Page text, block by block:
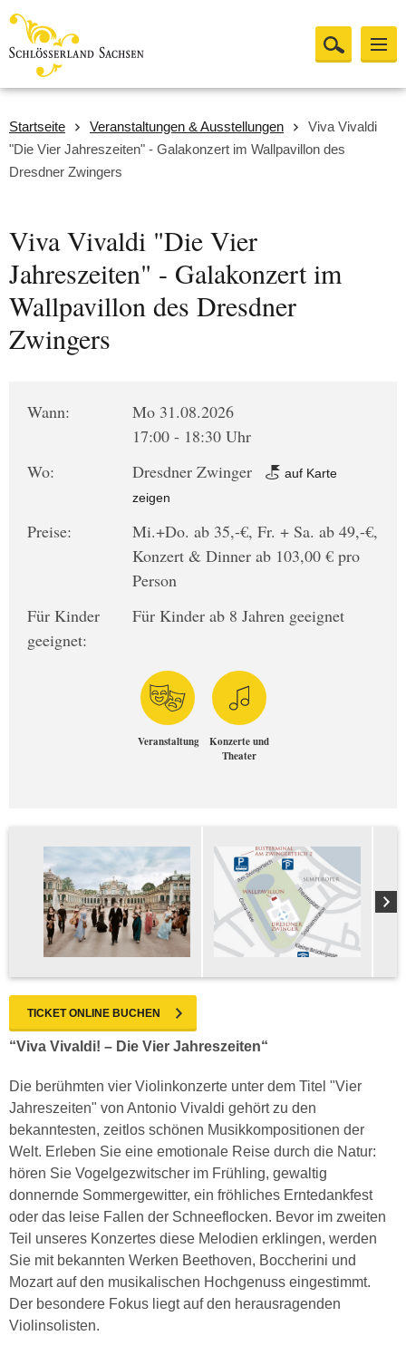
Startseite Veranstaltungen & Ausstellungen
Viva Vivaldi
"Die Vier Jahreszeiten" - Galakonzert im Wallpavillon des
Dresdner Zwingers
Viva Vivaldi "Die Vier
Jahreszeiten" - Galakonzert im
Wallpavillon des Dresdner
Zwingers
Wann:
Mo 31.08.2026
17:00 - 18:30 Uhr
Wo:
Dresdner Zwinger
auf Karte
zeigen
Preise:
Mi.+Do. ab 35,-€, Fr. + Sa. ab 49,-€,
Konzert & Dinner ab 103,00 € pro
Person
Für Kinder
geeignet:
Für Kinder ab 8 Jahren geeignet
Veranstaltung
Konzerte und
Theater
TICKET ONLINE BUCHEN
“Viva Vivaldi! – Die Vier Jahreszeiten“
Die berühmten vier Violinkonzerte unter dem Titel "Vier
Jahreszeiten" von Antonio Vivaldi gehört zu den
bekanntesten, zeitlos schönen Musikkompositionen der
Welt. Erleben Sie eine emotionale Reise durch die Natur:
hören Sie Vogelgezwitscher im Frühling, gewaltig
donnernde Sommergewitter, ein fröhliches Erntedankfest
oder das leise Fallen der Schneeflocken. Bevor im zweiten
Teil unseres Konzertes diese Melodien erklingen, werden
Sie mit bekannten Werken Beethoven, Boccherini und
Mozart auf den musikalischen Hochgenuss eingestimmt.
Der besondere Fokus liegt auf den herausragenden
Violinsolisten.